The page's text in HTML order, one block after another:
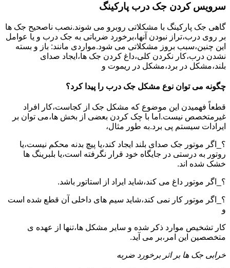
سرویس کردن جک درب پارکینگ
گاهی جک پارکینگ با مشکلاتی روبرو می شوند.نصب ناصحیح جک ها
بر روی درب،تراز نبودن آنها،برخورد ضرباتی به جک درب و یا عوامل
این چنین،سبب بروز مشکلاتی می شود.مواردی مانند: باز و بسته
نشدن درب،کار نکردن کلی،داغ کردن جک ها،ایجاد صدای
بلند،مشکل در برد،مشکل در ریموت و
چگونه می توان نوع مشکل جک درب را پیدا کرد؟
قطعاً فهمیدن این موضوع که مشکل جک از کجاست،کار افراد
غیرمتخصص نیست.اما با چک کردن بعضی از بخش ها،می توان بر
ایرادات سیستم پی برد.به طور مثال،
؟_اگر موتور جک صدای بلند ایجاد کند،یا پیچ بدنه محکم نیست،یا
روتور به درستی در جایگاه خود قرار نگرفته است،یا بلبرینگ ها
خشک شده اند.
؟_اگر موتور داغ می کند،شاید ایراد از استاتور باشد.
؟_اگر موتور کار نمی کند،شاید سیم های داخلی آن قطع شده است
و
کار تشخیص موارد ذکر شده و سایر مشکل ها،تنها از عهده ی
متخصصین این امر،بر می آید.
خرابی جک ها بر اثر برخورد ضربه